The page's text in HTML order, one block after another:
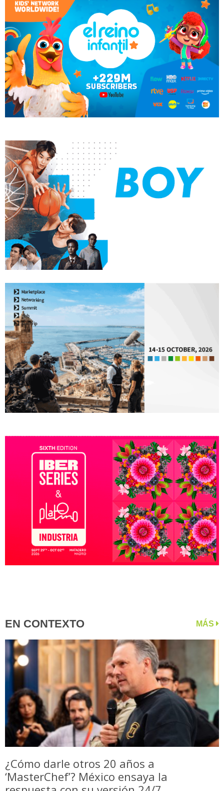
EN CONTEXTO MÁS
¿Cómo darle otros 20 años a
‘MasterChef’? México ensaya la